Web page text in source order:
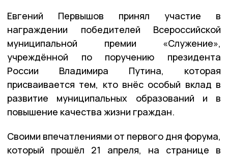
Евгений Первышов принял участие в
награждении победителей Всероссийской
муниципальной премии «Служение»,
учреждённой по поручению президента
России Владимира Путина, которая
присваивается тем, кто внёс особый вклад в
развитие муниципальных образований и в
повышение качества жизни граждан.
Своими впечатлениями от первого дня форума,
который прошёл 21 апреля, на странице в